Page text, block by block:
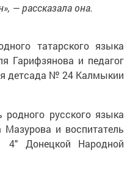
— рассказала она.
татарского языка
Гарифзянова и педагог
детсада № 24 Калмыкии
русского языка
и воспитатель
Донецкой Народной